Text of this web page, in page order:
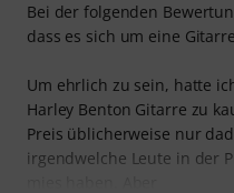
Bei der folgenden
dass es sich um eine
Um ehrlich zu sein, hatte
Harley Benton Gitarre zu
Preis üblicherweise nur
irgendwelche Leute in der